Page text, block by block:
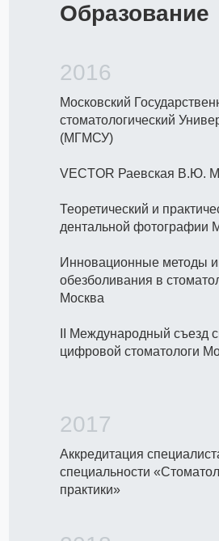
2016
Московский
стоматологический
(МГМСУ)
VECTOR Раевская В.Ю.
Теоретический и
дентальной фотографии
Инновационные методы
обезболивания в
Москва
II Международный съезд
цифровой стоматологи
2017
Аккредитация
специальности
практики»
Образование